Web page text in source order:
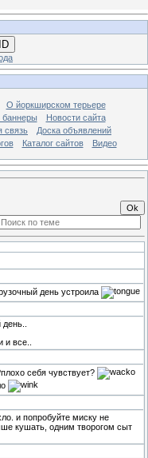
О йоркширском терьере
Новости сайта
связь
Доска объявлений
Каталог сайтов Видео
день устроила
все..
себя чувствует?
и попробуйте миску не
кушать, одним творогом сыт